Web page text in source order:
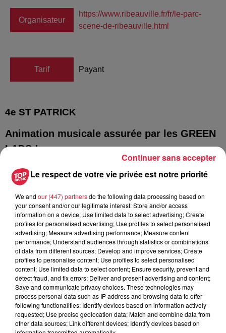
Organisateur
https://www.ribeauville.fr/fr/le-parc-
scene-de-ribeauville.html
Tarif Payant
4e ST PATRICK
Animation musicale assurée par les GREEN
LADS !
- Vendredi 14 mars 2025 à partir de 19h30 (Concert
20h30)
Préparez-vous pour une soirée festive inoubliable ! La fête
de la Saint-Patrick, célébrée dans le monde entier, revient à
Ribeauvillé pour sa 4e édition. Venez partager un moment
convivial au Parc à partir de 19h30 pour plonger dans
l’ambiance unique des pubs irlandais !
Au croisement de la musique celtique traditionnelle et des
rythmes électro modernes, les Green Lads promettent un
spectacle vibrant ! Vêtus de leurs costumes verts, ils
enflamment aussi bien les places de village que les grandes
scènes de France.
Composé de deux violonistes, un flûtiste, un guitariste et
Le respect de votre vie privée est notre priorité
We and our (447) partnersdo the following data processing based on
your consent and/or our legitimate interest: Store and/or access
information on a device; Use limited data to select advertising; Create
profiles for personalised advertising; Use profiles to select personalised
advertising; Measure advertising performance; Measure content
performance; Understand audiences through statistics or combinations
of data from different sources; Develop and improve services; Create
profiles to personalise content; Use profiles to select personalised
content; Use limited data to select content; Ensure security, prevent and
detect fraud, and fix errors; Deliver and present advertising and content;
Save and communicate privacy choices. These technologies may
process personal data such as IP address and browsing data to offer
following functionalities: Identify devices based on information actively
requested; Use precise geolocation data; Match and combine data from
other data sources; Link different devices; Identify devices based on
Continuer sans accepter